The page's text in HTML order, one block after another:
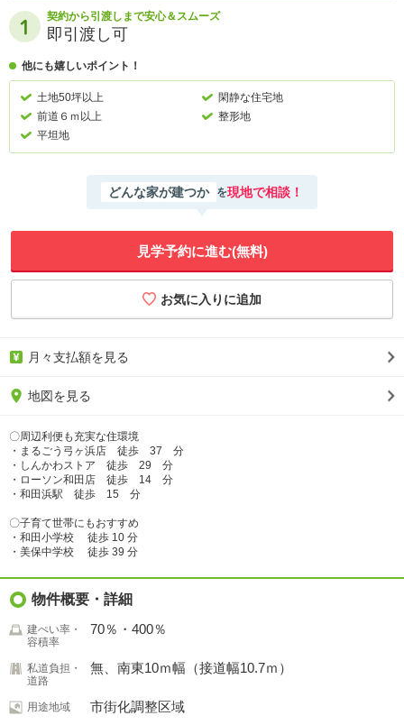
契約から引渡しまで安心＆スムーズ
即引渡し可
他にも嬉しいポイント！
土地50坪以上
閑静な住宅地
前道６ｍ以上
整形地
平坦地
どんな家が建つか を現地で相談！
見学予約に進む(無料)
月々支払額を見る
地図を見る
〇周辺利便も充実な住環境
・まるごう弓ヶ浜店 徒歩 37 分
・しんかわストア 徒歩 29 分
・ローソン和田店 徒歩 14 分
・和田浜駅 徒歩 15 分
〇子育て世帯にもおすすめ
・和田小学校 徒歩 10 分
・美保中学校 徒歩 39 分
物件概要・詳細
建ぺい率・
容積率
70％・400％
私道負担・
道路
無、南東10ｍ幅（接道幅10.7ｍ）
用途地域 市街化調整区域